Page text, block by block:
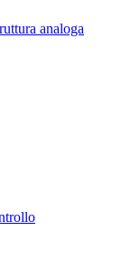
analoga